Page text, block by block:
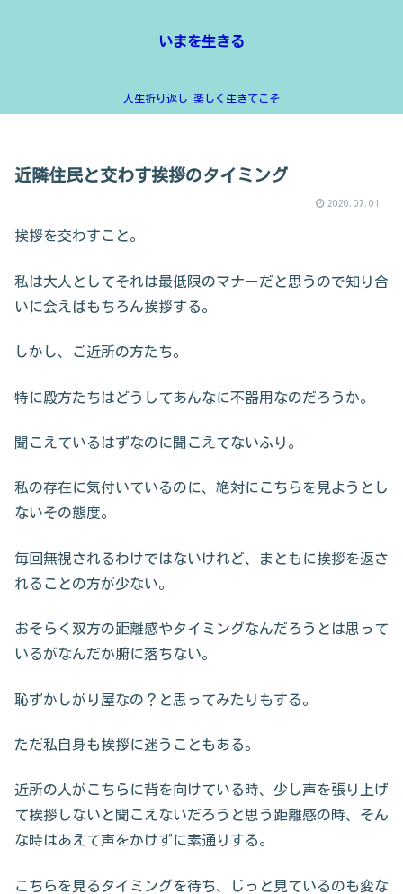
いまを生きる
人生折り返し 楽しく生きてこそ
近隣住民と交わす挨拶のタイミング
2020.07.01
挨拶を交わすこと。
私は大人としてそれは最低限のマナーだと思うので知り合
いに会えばもちろん挨拶する。
しかし、ご近所の方たち。
特に殿方たちはどうしてあんなに不器用なのだろうか。
聞こえているはずなのに聞こえてないふり。
私の存在に気付いているのに、絶対にこちらを見ようとし
ないその態度。
毎回無視されるわけではないけれど、まともに挨拶を返さ
れることの方が少ない。
おそらく双方の距離感やタイミングなんだろうとは思って
いるがなんだか腑に落ちない。
恥ずかしがり屋なの？と思ってみたりもする。
ただ私自身も挨拶に迷うこともある。
近所の人がこちらに背を向けている時、少し声を張り上げ
て挨拶しないと聞こえないだろうと思う距離感の時、そん
な時はあえて声をかけずに素通りする。
こちらを見るタイミングを待ち、じっと見ているのも変な